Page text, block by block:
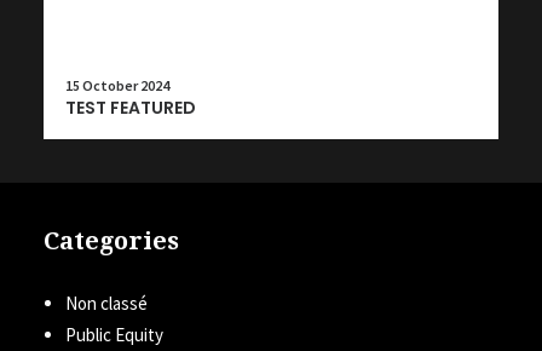
15 October 2024
TEST FEATURED
Categories
Non classé
Public Equity